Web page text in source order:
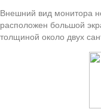
Внешний вид монитора
расположен большой
толщиной около двух